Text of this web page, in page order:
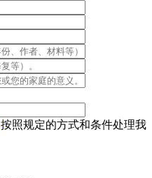
按照规定的方式和条件处理我